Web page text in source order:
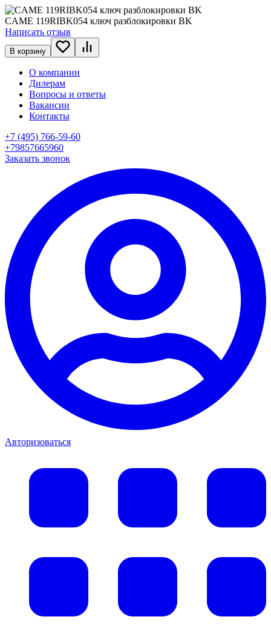
CAME 119RIBK054 ключ разблокировки BK
Написать отзыв
В корзину
О компании
Дилерам
Вопросы и ответы
Вакансии
Контакты
+7 (495) 766-59-60
+79857665960
Заказать звонок
Авторизоваться